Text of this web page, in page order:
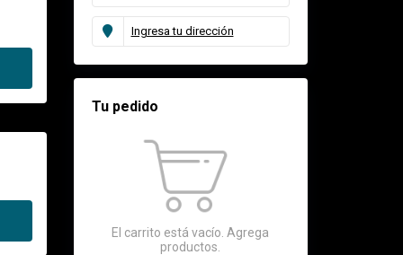
Ingresa tu dirección
Tu pedido
El carrito está vacío. Agrega
productos.